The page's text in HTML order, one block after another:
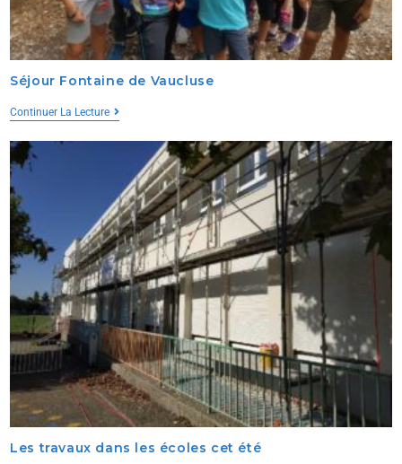
Séjour Fontaine de Vaucluse
Continuer La Lecture
Les travaux dans les écoles cet été